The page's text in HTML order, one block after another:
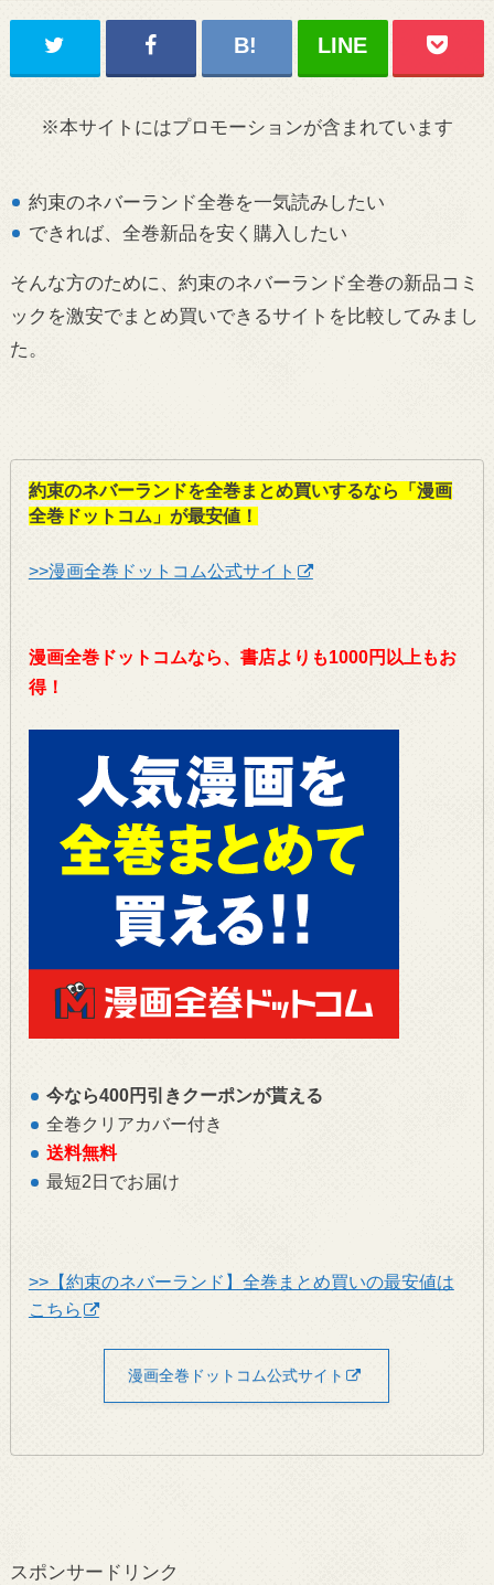
※本サイトにはプロモーションが含まれています
約束のネバーランド全巻を一気読みしたい
できれば、全巻新品を安く購入したい
そんな方のために、約束のネバーランド全巻の新品コミ
ックを激安でまとめ買いできるサイトを比較してみまし
た。
約束のネバーランドを全巻まとめ買いするなら「漫画
全巻ドットコム」が最安値！
>>漫画全巻ドットコム公式サイト
漫画全巻ドットコムなら、書店よりも1000円以上もお
得！
今なら400円引きクーポンが貰える
全巻クリアカバー付き
送料無料
最短2日でお届け
>>【約束のネバーランド】全巻まとめ買いの最安値は
こちら
漫画全巻ドットコム公式サイト
スポンサードリンク